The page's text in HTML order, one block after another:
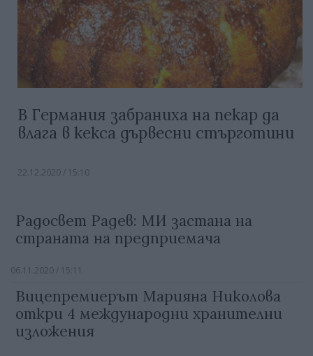
В Германия забраниха на пекар да
влага в кекса дървесни стърготини
22.12.2020 / 15:10
Радосвет Радев: МИ застана на
страната на предприемача
06.11.2020 / 15:11
Вицепремиерът Марияна Николова
откри 4 международни хранителни
изложения